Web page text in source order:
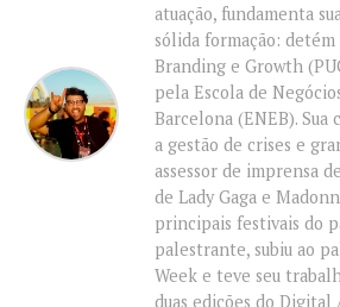
atuação, fundamenta
sólida formação:
Branding e Growth
pela Escola de
Barcelona (ENEB).
a gestão de crises e
assessor de imprensa
de Lady Gaga e
principais festivais do
palestrante, subiu ao
Week e teve seu
duas edições do Digital